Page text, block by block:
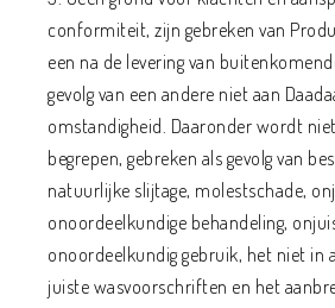
conformiteit, zijn gebreken van
een na de levering van
gevolg van een andere niet aan
omstandigheid. Daaronder wordt
begrepen, gebreken als gevolg van
natuurlijke slijtage, molestschade,
onoordeelkundige behandeling,
onoordeelkundig gebruik, het niet in
juiste wasvoorschriften en het